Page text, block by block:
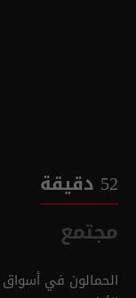
52 دقيقة
مجتمع
الحمالون في